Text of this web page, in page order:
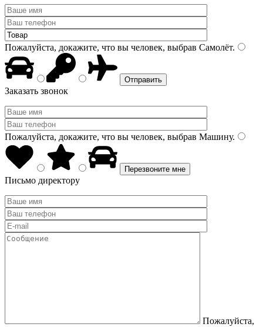
Пожалуйста, докажите, что вы человек, выбрав Самолёт.
Заказать звонок
Пожалуйста, докажите, что вы человек, выбрав Машину.
Письмо директору
Пожалуйста,